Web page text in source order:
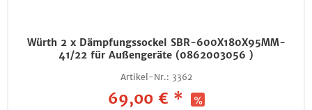
Würth 2 x Dämpfungssockel SBR-600X180X95MM-
41/22 für Außengeräte (0862003056 )
Artikel-Nr.: 3362
69,00 € *